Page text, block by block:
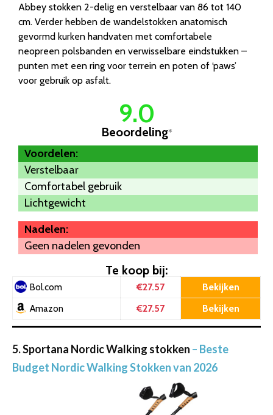
Abbey stokken 2-delig en verstelbaar van 86 tot 140
cm. Verder hebben de wandelstokken anatomisch
gevormd kurken handvaten met comfortabele
neopreen polsbanden en verwisselbare eindstukken –
punten met een ring voor terrein en poten of ‘paws’
voor gebruik op asfalt.
9.0
Beoordeling*
Voordelen:
Verstelbaar
Comfortabel gebruik
Lichtgewicht
Nadelen:
Geen nadelen gevonden
Te koop bij:
Bol.com €27.57 Bekijken
Amazon €27.57 Bekijken
5. Sportana Nordic Walking stokken – Beste
Budget Nordic Walking Stokken van 2026